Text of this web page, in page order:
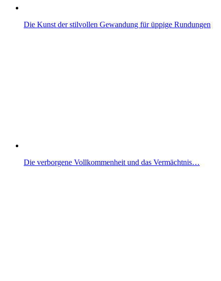
Die Kunst der stilvollen Gewandung für üppige Rundungen
Die verborgene Vollkommenheit und das Vermächtnis…